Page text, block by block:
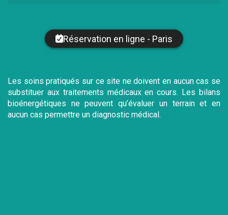
Réservation en ligne - Paris
Les soins pratiqués sur ce site ne doivent en aucun cas se
substituer aux traitements médicaux en cours. Les bilans
bioénergétiques ne peuvent qu’évaluer un terrain et en
aucun cas permettre un diagnostic médical.